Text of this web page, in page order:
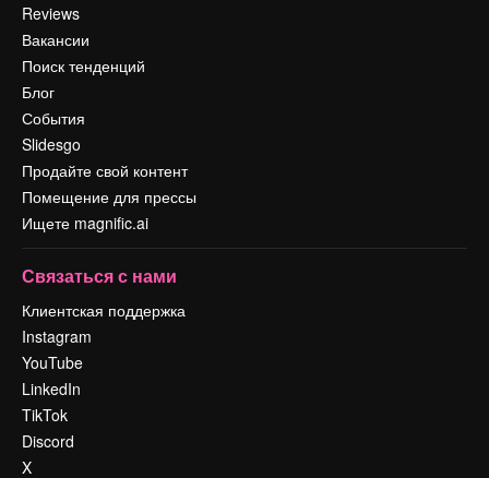
Reviews
Вакансии
Поиск тенденций
Блог
События
Slidesgo
Продайте свой контент
Помещение для прессы
Ищете magnific.ai
Связаться с нами
Клиентская поддержка
Instagram
YouTube
LinkedIn
TikTok
Discord
X